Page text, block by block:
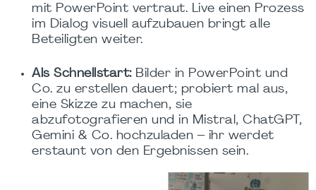
mit PowerPoint vertraut. Live einen Prozess
im Dialog visuell aufzubauen bringt alle
Beteiligten weiter.
Als Schnellstart:Bilder in PowerPoint und
Co. zu erstellen dauert; probiert mal aus,
eine Skizze zu machen, sie
abzufotografieren und in Mistral, ChatGPT,
Gemini & Co. hochzuladen – ihr werdet
erstaunt von den Ergebnissen sein.